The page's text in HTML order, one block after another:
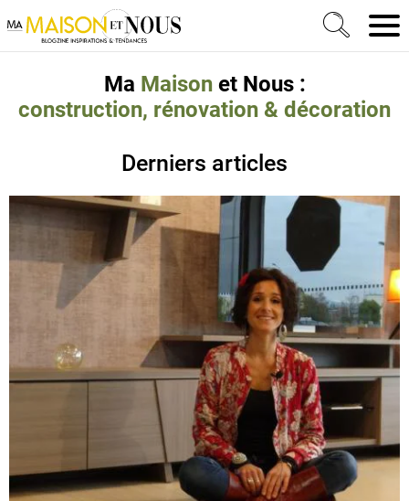
Ma Maison et Nous Construction, rénovation &
Ma Maisonet Nous :
construction, rénovation & décoration
Derniers articles